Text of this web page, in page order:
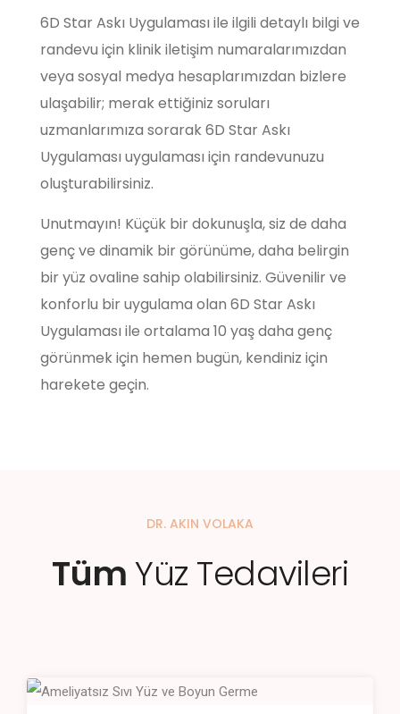
6D Star Askı Uygulaması ile ilgili detaylı bilgi ve
randevu için klinik iletişim numaralarımızdan
veya sosyal medya hesaplarımızdan bizlere
ulaşabilir; merak ettiğiniz soruları
uzmanlarımıza sorarak 6D Star Askı
Uygulaması uygulaması için randevunuzu
oluşturabilirsiniz.
Unutmayın! Küçük bir dokunuşla, siz de daha
genç ve dinamik bir görünüme, daha belirgin
bir yüz ovaline sahip olabilirsiniz. Güvenilir ve
konforlu bir uygulama olan 6D Star Askı
Uygulaması ile ortalama 10 yaş daha genç
görünmek için hemen bugün, kendiniz için
harekete geçin.
DR. AKIN VOLAKA
TümYüz Tedavileri